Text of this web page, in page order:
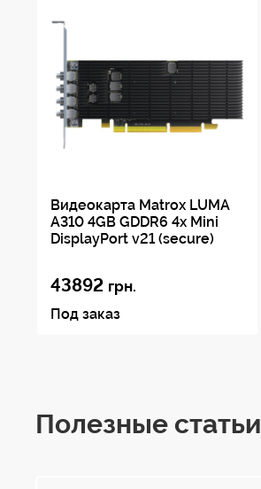
Видеокарта Matrox LUMA
A310 4GB GDDR6 4x Mini
DisplayPort v21 (secure)
43892 грн.
Под заказ
Полезные статьи